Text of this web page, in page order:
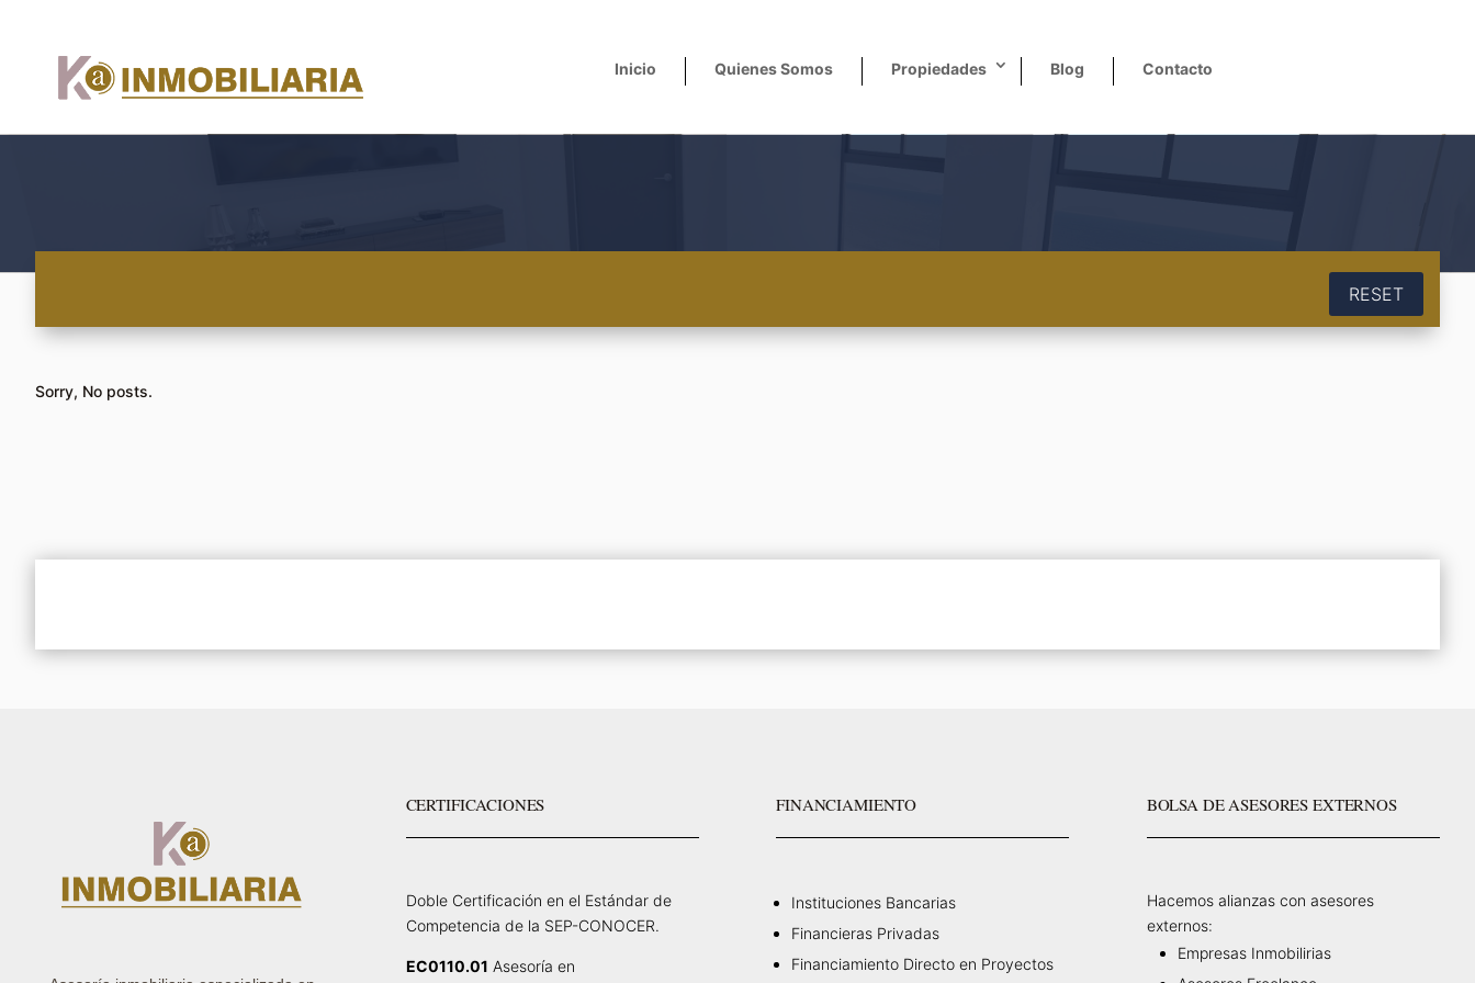
Inicio Quienes Somos Propiedades Blog Contacto
RESET
Sorry, No posts.
CERTIFICACIONES
Doble Certificación en el Estándar de
Competencia de la SEP-CONOCER.
EC0110.01 Asesoría en
FINANCIAMIENTO
Instituciones Bancarias
Financieras Privadas
Financiamiento Directo en Proyectos
BOLSA DE ASESORES EXTERNOS
Hacemos alianzas con asesores
externos:
Empresas Inmobilirias